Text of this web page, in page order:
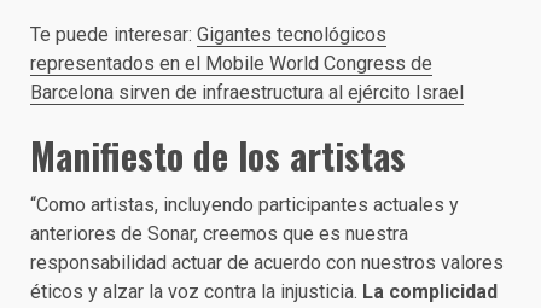
Te puede interesar: Gigantes tecnológicos
representados en el Mobile World Congress de
Barcelona sirven de infraestructura al ejército Israel
Manifiesto de los artistas
“Como artistas, incluyendo participantes actuales y
anteriores de Sonar, creemos que es nuestra
responsabilidad actuar de acuerdo con nuestros valores
éticos y alzar la voz contra la injusticia. La complicidad